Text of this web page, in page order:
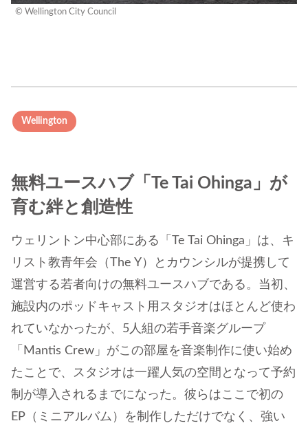
© Wellington City Council
Wellington
無料ユースハブ「Te Tai Ohinga」が
育む絆と創造性
ウェリントン中心部にある「Te Tai Ohinga」は、キ
リスト教青年会（The Y）とカウンシルが提携して
運営する若者向けの無料ユースハブである。当初、
施設内のポッドキャスト用スタジオはほとんど使わ
れていなかったが、5人組の若手音楽グループ
「Mantis Crew」がこの部屋を音楽制作に使い始め
たことで、スタジオは一躍人気の空間となって予約
制が導入されるまでになった。彼らはここで初の
EP（ミニアルバム）を制作しただけでなく、強い